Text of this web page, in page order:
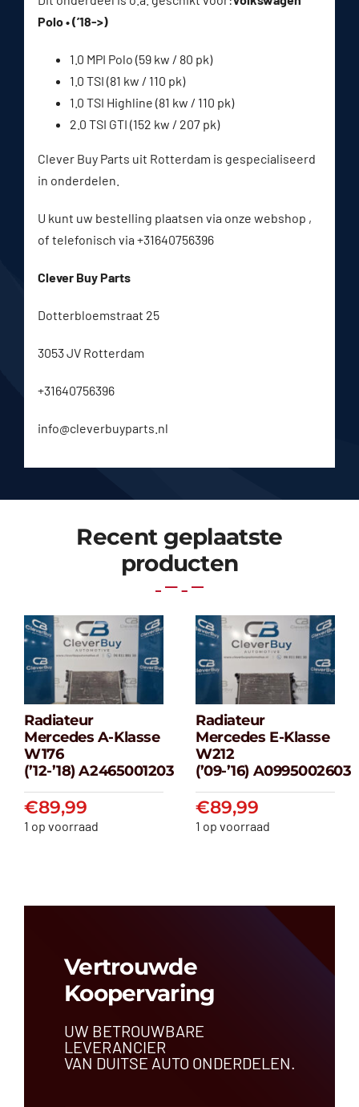
Polo • (’18->)
1.0 MPI Polo (59 kw / 80 pk)
1.0 TSI (81 kw / 110 pk)
1.0 TSI Highline (81 kw / 110 pk)
2.0 TSI GTI (152 kw / 207 pk)
Clever Buy Parts uit Rotterdam is gespecialiseerd
in onderdelen.
U kunt uw bestelling plaatsen via onze webshop ,
of telefonisch via +31640756396
Clever Buy Parts
Dotterbloemstraat 25
3053 JV Rotterdam
+31640756396
info@cleverbuyparts.nl
Recent geplaatste
producten
Radiateur
Mercedes A-
klasse W176
(’12-’18) A2465001203
€89,99
Radiateur
Mercedes A-Klasse
W176
(’12-’18) A2465001203
€89,99
1 op voorraad
Radiateur
Mercedes E-
klasse W212
(’09-’16)
€89,99
Radiateur
Mercedes E-Klasse
W212
(’09-’16) A0995002603
€89,99
1 op voorraad
Vertrouwde
Koopervaring
UW BETROUWBARE
LEVERANCIER
VAN DUITSE AUTO ONDERDELEN.